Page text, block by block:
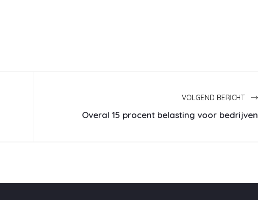
VOLGEND BERICHT
Overal 15 procent belasting voor bedrijven